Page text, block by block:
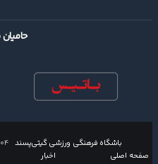
باشگاه فرهنگی ورزشی گیتی‌پسند۱۴۰۴ - ۱۳۸۹ | کلیه حقوق محفوظ است
صفحه اصلی
اخبار